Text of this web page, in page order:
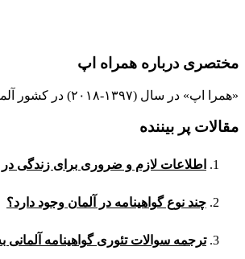
مختصری درباره همراه اپ
«همرا اپ» در سال (۱۳۹۷-۲۰۱۸) در کشور آلمان با هدف ایجاد اولین دیجیتال بانک بین المللی مشاغل و نیازمندیها برای فارسی زبانان تهیه و برنامه ریزی شده است و کلیه حقوق آن به این وب سایت تعلق دارد.
مقالات پر بیننده
اطلاعات لازم و ضروری برای زندگی
چند نوع گواهینامه در آلمان وجود دارد؟
ترجمه سوالات تئوری گواهینامه آلمانی